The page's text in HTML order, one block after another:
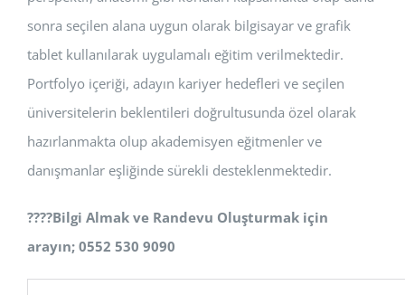
sonra seçilen alana uygun olarak bilgisayar ve grafik
tablet kullanılarak uygulamalı eğitim verilmektedir.
Portfolyo içeriği, adayın kariyer hedefleri ve seçilen
üniversitelerin beklentileri doğrultusunda özel olarak
hazırlanmakta olup akademisyen eğitmenler ve
danışmanlar eşliğinde sürekli desteklenmektedir.
????Bilgi Almak ve Randevu Oluşturmak için
arayın; 0552 530 9090